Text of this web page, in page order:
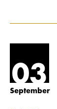
03
September